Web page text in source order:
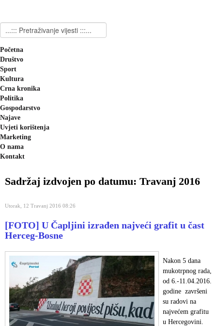
Početna
Društvo
Sport
Kultura
Crna kronika
Politika
Gospodarstvo
Najave
Uvjeti korištenja
Marketing
O nama
Kontakt
Sadržaj izdvojen po datumu: Travanj 2016
Utorak, 12 Travanj 2016 08:26
[FOTO] U Čapljini izrađen najveći grafit u čast
Herceg-Bosne
Nakon 5 dana
mukotrpnog rada,
od 6.-11.04.2016.
godine završeni
su radovi na
najvećem grafitu
u Hercegovini.